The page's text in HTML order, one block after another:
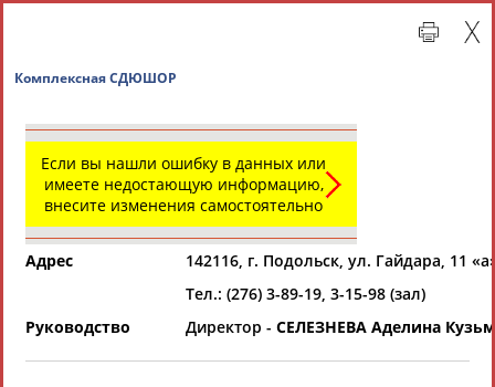
Региональные спортивные организации
СВОДНЫЕ ИНДЕКСЫ
Если вы нашли ошибку в данных или
имеете недостающую информацию,
внесите изменения самостоятельно
Адрес
142116, г. Подольск, ул. Гайдара, 11
Тел.: (276) 3-89-19, 3-15-98 (зал)
Руководство
Директор - СЕЛЕЗНЕВА Аделина